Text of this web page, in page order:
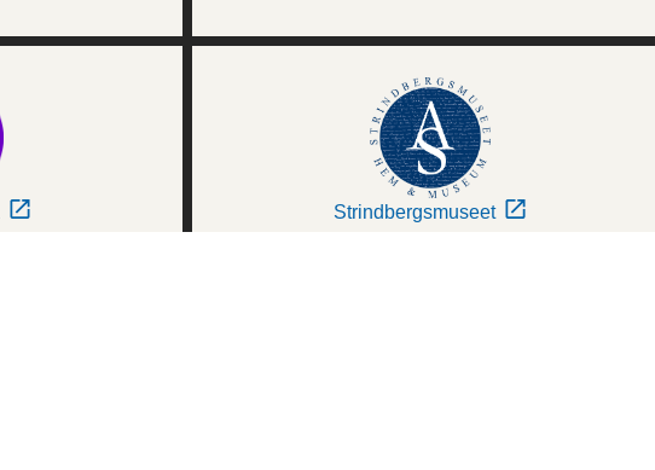
Strindbergsmuseet